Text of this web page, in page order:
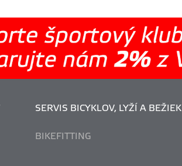
SERVIS BICYKLOV, LYŽÍ A BEŽIEK
BIKEFITTING